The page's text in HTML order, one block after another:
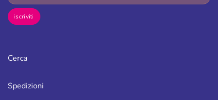
iscriviti
Cerca
Spedizioni